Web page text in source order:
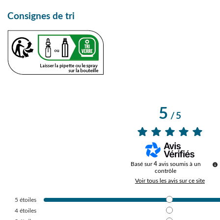
Consignes de tri
5/ 5
Basé sur4 avis soumis à un
contrôle
Voir tous les avis sur ce site
5 étoiles
4 étoiles